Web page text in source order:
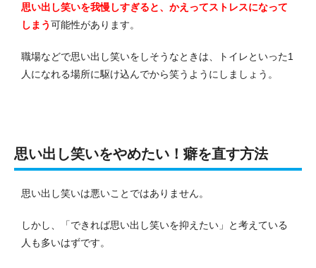
思い出し笑いを我慢しすぎると、かえってストレスになって
しまう可能性があります。
職場などで思い出し笑いをしそうなときは、トイレといった1
人になれる場所に駆け込んでから笑うようにしましょう。
思い出し笑いをやめたい！癖を直す方法
思い出し笑いは悪いことではありません。
しかし、「できれば思い出し笑いを抑えたい」と考えている
人も多いはずです。